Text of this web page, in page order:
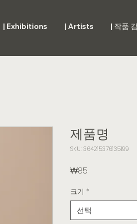
| Exhibitions | Artists | 작품
제품명
SKU: 364215376135199
₩85
크기 *
선택